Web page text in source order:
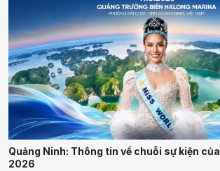
Quảng Ninh: Thông tin về chuỗi sự kiện
2026